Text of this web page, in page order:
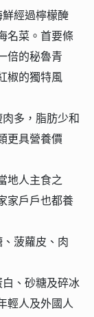
經過檸檬醃
名菜。⾸要條
倍的秘魯青
椒的獨特風
多，脂肪少和
更具營養價
地⼈主食之
家⼾⼾也都養
菠蘿⽪、⾁
、砂糖及碎冰
輕人及外國人